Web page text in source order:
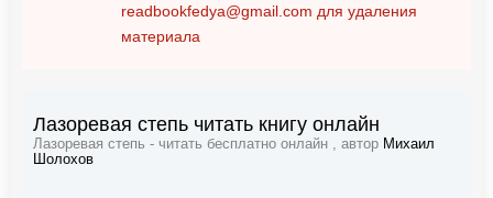
readbookfedya@gmail.com для удаления
материала
Лазоревая степь читать книгу онлайн
Лазоревая степь - читать бесплатно онлайн , автор Михаил
Шолохов